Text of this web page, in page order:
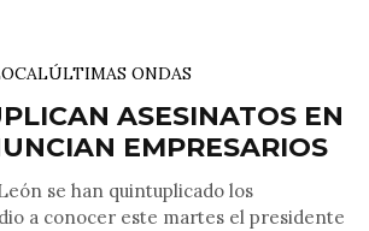
ÚLTIMAS ONDAS
ASESINATOS EN
EMPRESARIOS
se han quintuplicado los
a conocer este martes el presidente